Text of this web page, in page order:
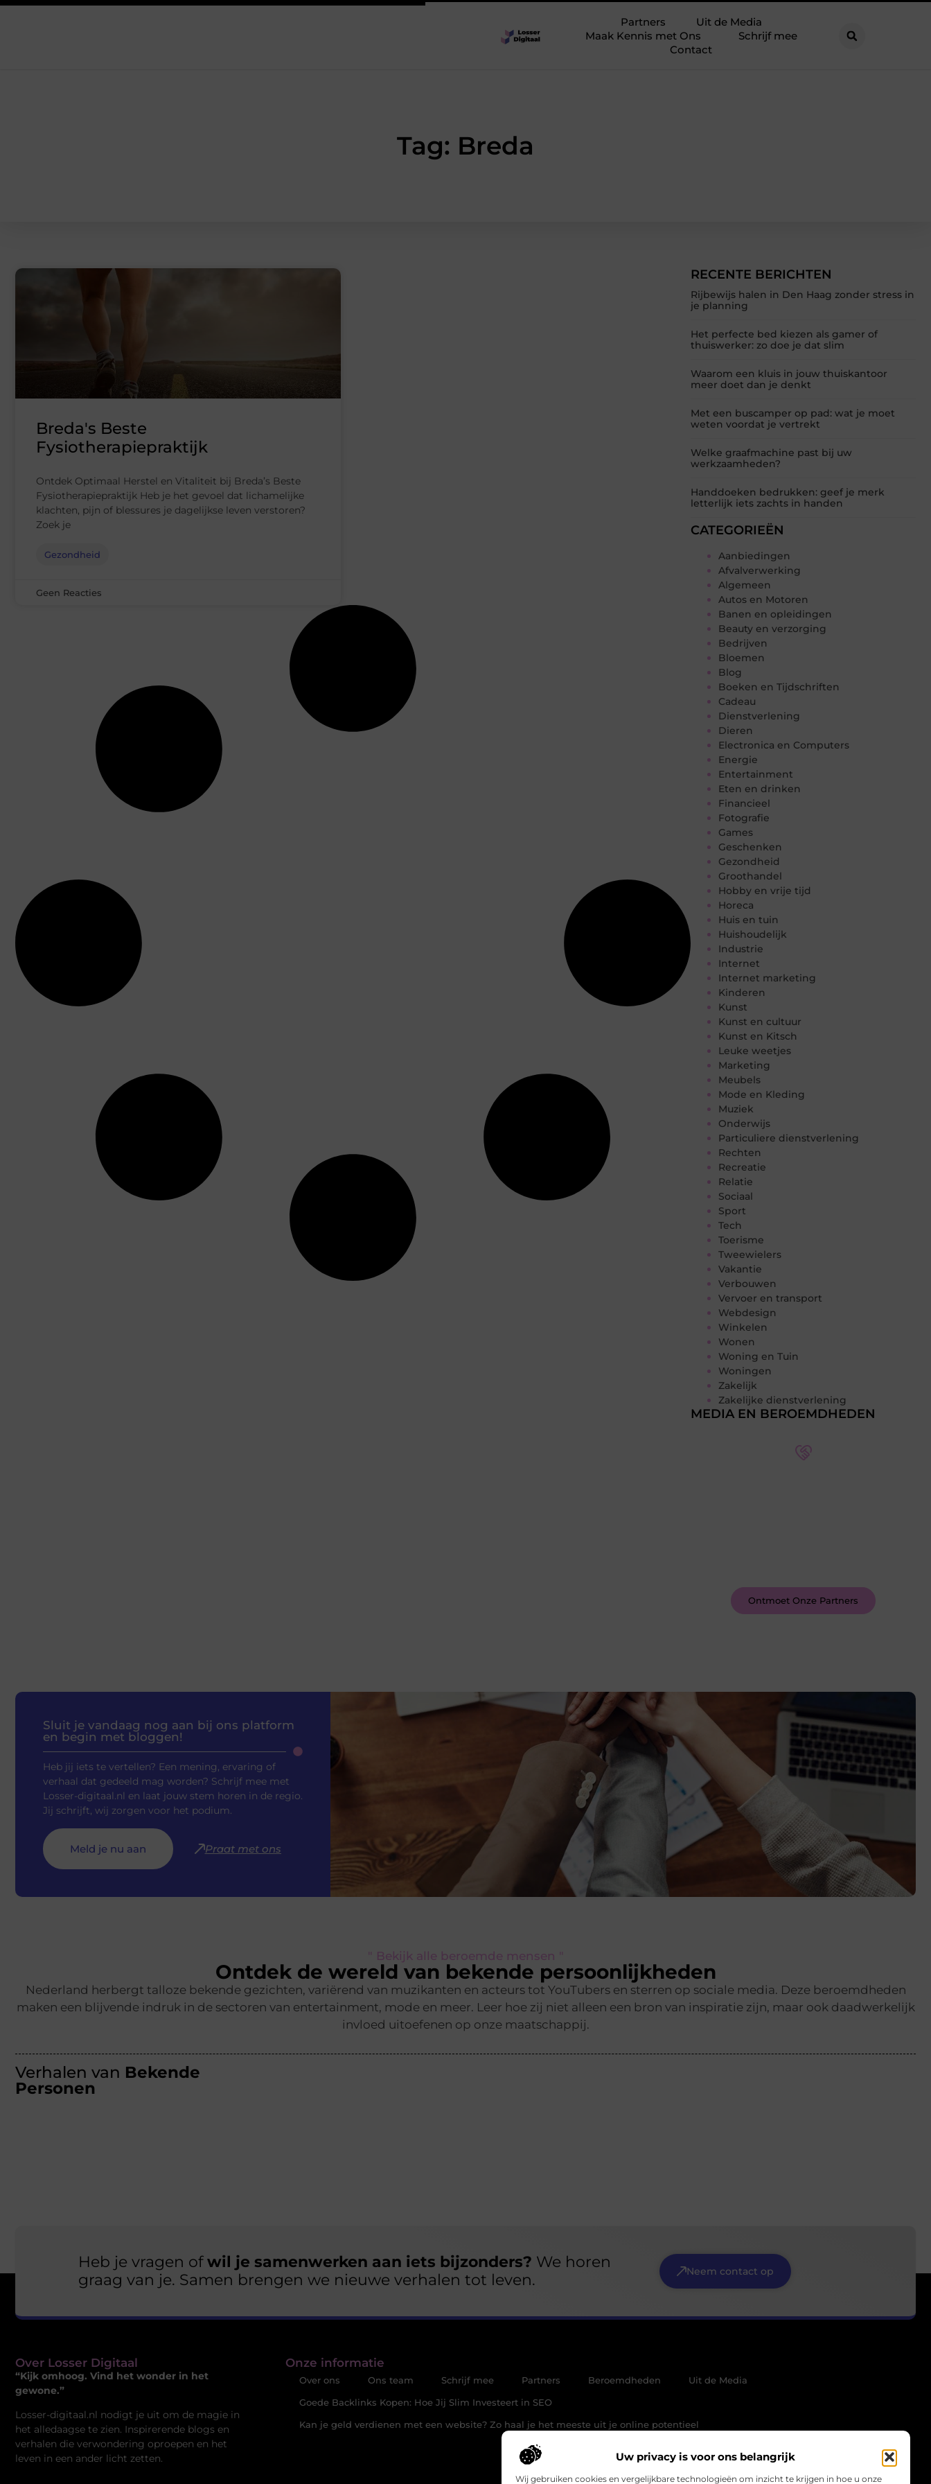
Uw privacy is voor ons belangrijk
Wij gebruiken cookies en vergelijkbare technologieën om inzicht te krijgen in hoe u onze
Partners
Uit de Media
Maak Kennis met Ons
Schrijf mee
Contact
Tag: Breda
RECENTE BERICHTEN
Rijbewijs halen in Den Haag zonder stress in
je planning
Het perfecte bed kiezen als gamer of
thuiswerker: zo doe je dat slim
Waarom een kluis in jouw thuiskantoor
meer doet dan je denkt
Met een buscamper op pad: wat je moet
weten voordat je vertrekt
Welke graafmachine past bij uw
werkzaamheden?
Handdoeken bedrukken: geef je merk
letterlijk iets zachts in handen
CATEGORIEËN
Aanbiedingen
Afvalverwerking
Algemeen
Autos en Motoren
Banen en opleidingen
Beauty en verzorging
Bedrijven
Bloemen
Blog
Boeken en Tijdschriften
Cadeau
Dienstverlening
Dieren
Electronica en Computers
Energie
Entertainment
Eten en drinken
Financieel
Fotografie
Games
Geschenken
Gezondheid
Groothandel
Hobby en vrije tijd
Horeca
Huis en tuin
Huishoudelijk
Industrie
Internet
Internet marketing
Kinderen
Kunst
Kunst en cultuur
Kunst en Kitsch
Leuke weetjes
Marketing
Meubels
Mode en Kleding
Muziek
Onderwijs
Particuliere dienstverlening
Rechten
Recreatie
Relatie
Sociaal
Sport
Tech
Toerisme
Tweewielers
Vakantie
Verbouwen
Vervoer en transport
Webdesign
Winkelen
Wonen
Woning en Tuin
Woningen
Zakelijk
Zakelijke dienstverlening
MEDIA EN BEROEMDHEDEN
Ontmoet Onze Partners
Breda's Beste
Fysiotherapiepraktijk
Ontdek Optimaal Herstel en Vitaliteit bij Breda’s Beste
Fysiotherapiepraktijk Heb je het gevoel dat lichamelijke
klachten, pijn of blessures je dagelijkse leven verstoren?
Zoek je
Gezondheid
Geen Reacties
Sluit je vandaag nog aan bij ons platform
en begin met bloggen!
Heb jij iets te vertellen? Een mening, ervaring of
verhaal dat gedeeld mag worden? Schrijf mee met
Losser-digitaal.nl en laat jouw stem horen in de regio.
Jij schrijft, wij zorgen voor het podium.
Meld je nu aan Praat met ons
" Bekijk alle beroemde mensen "
Ontdek de wereld van bekende persoonlijkheden
Nederland herbergt talloze bekende gezichten, variërend van muzikanten en acteurs tot YouTubers en sterren op sociale media. Deze beroemdheden
maken een blijvende indruk in de sectoren van entertainment, mode en meer. Leer hoe zij niet alleen een bron van inspiratie zijn, maar ook daadwerkelijk
invloed uitoefenen op onze maatschappij.
Verhalen van Bekende
Personen
Heb je vragen ofwil je samenwerken aan iets bijzonders? We horen
graag van je. Samen brengen we nieuwe verhalen tot leven.
Neem contact op
Over Losser Digitaal
“Kijk omhoog. Vind het wonder in het
gewone.”
Losser-digitaal.nl nodigt je uit om de magie in
het alledaagse te zien. Inspirerende blogs en
verhalen die verwondering oproepen en het
leven in een ander licht zetten.
Onze informatie
Over ons Ons team Schrijf mee Partners Beroemdheden
Uit de Media
Goede Backlinks Kopen: Hoe Jij Slim Investeert in SEO
Kan je geld verdienen met een website? Zo haal je het meeste uit je online potentieel